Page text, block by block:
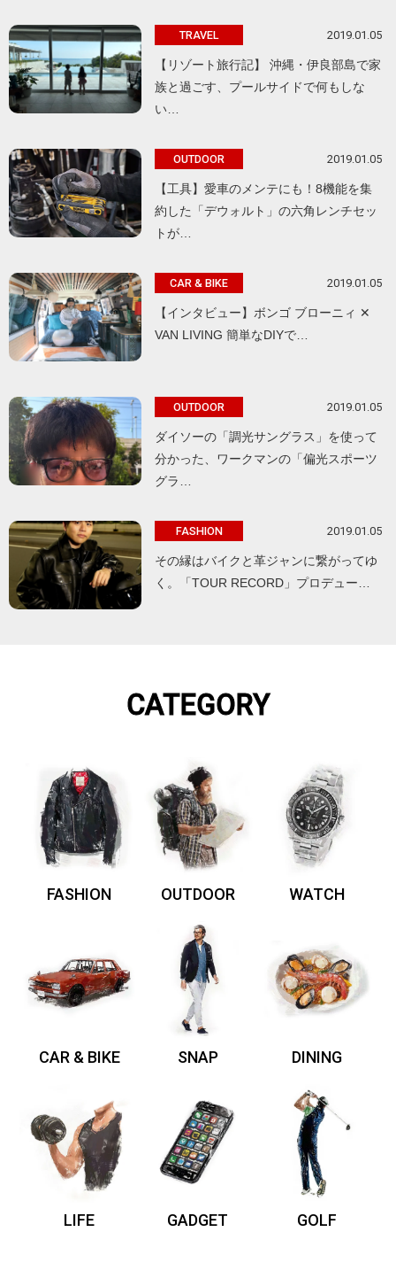
TRAVEL 2019.01.05
【リゾート旅行記】 沖縄・伊良部島で家
族と過ごす、プールサイドで何もしな
い…
OUTDOOR 2019.01.05
【工具】愛車のメンテにも！8機能を集
約した「デウォルト」の六角レンチセッ
トが…
CAR & BIKE 2019.01.05
【インタビュー】ボンゴ ブローニィ ✕
VAN LIVING 簡単なDIYで…
OUTDOOR 2019.01.05
ダイソーの「調光サングラス」を使って
分かった、ワークマンの「偏光スポーツ
グラ…
FASHION 2019.01.05
その縁はバイクと革ジャンに繋がってゆ
く。「TOUR RECORD」プロデュー…
CATEGORY
FASHION OUTDOOR WATCH
CAR & BIKE SNAP DINING
LIFE GADGET GOLF